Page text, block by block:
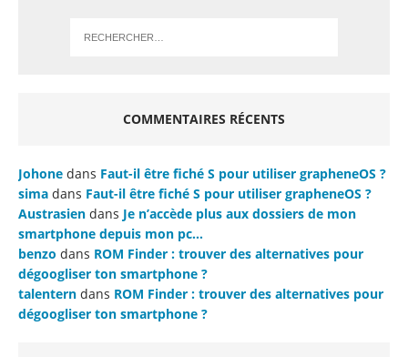
COMMENTAIRES RÉCENTS
Johone dans Faut-il être fiché S pour utiliser grapheneOS ?
sima dans Faut-il être fiché S pour utiliser grapheneOS ?
Austrasien dans Je n’accède plus aux dossiers de mon
smartphone depuis mon pc…
benzo dans ROM Finder : trouver des alternatives pour
dégoogliser ton smartphone ?
talentern dans ROM Finder : trouver des alternatives pour
dégoogliser ton smartphone ?